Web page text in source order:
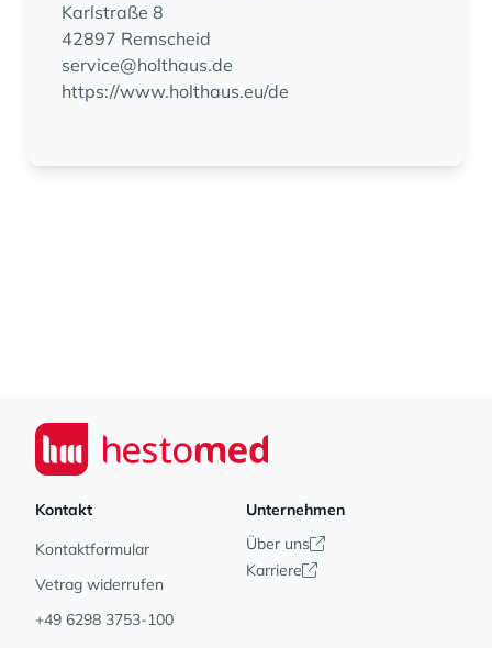
Karlstraße 8
42897 Remscheid
service@holthaus.de
https://www.holthaus.eu/de
Seiwert GmbH
Kontakt
Kontaktformular
Vetrag widerrufen
+49 6298 3753-100
Unternehmen
Über uns
Karriere